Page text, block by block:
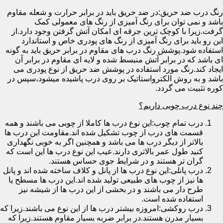
رنگ درب ضد حریق:در ضد حریق باید در برابر حرارت و شعله مقاوم
باشد و نمی توان برای رنگ آمیزی از رنگ های معمولی کمک
گرفت.زیرا با کوچک ترین جرقه ای امکان آتش گرفتن وجود دارد.از
این رو باید برای رنگ آمیزی از رنگ های پودری خاص و استاندارد
استفاده شود.پوشش رنگ درب های مقاوم در برابر حریق باید به گونه
ای باشد که در برابر آتش منبسط شده و لایه ای مقاوم در برابر آن
ایجاد کند.رنگ مورد استفاده در پوشش ضد حریق از نوع پودری می
باشد و به روش الکترواستاتیک بر روی درب پاشیده میشود،سپس در
کوره تثبیت می گردد.
چند نوع درب چوبی داریم؟
درب تمام چوب:این نوع درب ها کاملا از چوبی می باشند و همه
قسمت های درب از چوب تشکیل شده اند.مقاومت این درب ها
بالاتر از دیگر درب ها می باشد و همچنین اگر به خوبی نگهداری
کنید طول عمر بالاتری دارند.عیب این نوع درب ها این است که
گران تر هستند و در شرایط جوی حساس هستند.
درب پانلی:این نوع درب ها از پانل و کلاف ساخته شده اند و پانل
ها نیز از چوب های طبیعی تولید شده اند.این درب ها مسطح یا
طرح دار می باشند و در بخشی از این درب ها از شیشه نیز
استفاده شده است.
درب روکشی:امروزه بیشتر درب ها از این نوع می باشند.زیرا که
بسیار مدرن هستند.در برابر ضربه بسیار مقاوم هستند.زیرا که